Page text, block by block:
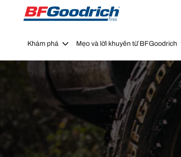
Go to page content
Go to page navigation
Khám phá Mẹo và lời khuyên từ BFGoodrich